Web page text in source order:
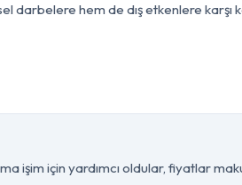
darbelere hem de dış etkenlere karşı
işim için yardımcı oldular, fiyatlar